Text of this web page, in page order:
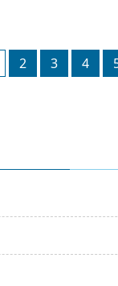
2 3 4